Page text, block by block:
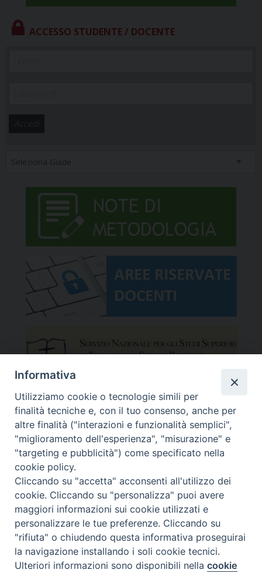
ACCESSO STUDENTE / DOCENTE
Copyright © Facoltà del Triveneto
Facoltà Teologica del Triveneto
Via del Seminario 7, 35122 Padova
Telefono: 049 664116 - Fax: 049 8785144
Mail: segreteria@fttr.it
Preferenze Cookie
Informativa
Utilizziamo cookie o tecnologie simili per
finalità tecniche e, con il tuo consenso, anche per
altre finalità ("interazioni e funzionalità semplici",
"miglioramento dell'esperienza", "misurazione" e
"targeting e pubblicità") come specificato nella
cookie policy.
Cliccando su "accetta" acconsenti all'utilizzo dei
cookie. Cliccando su "personalizza" puoi avere
maggiori informazioni sui cookie utilizzati e
personalizzare le tue preferenze. Cliccando su
"rifiuta" o chiudendo questa informativa proseguirai
la navigazione installando i soli cookie tecnici.
Ulteriori informazioni sono disponibili nellacookie